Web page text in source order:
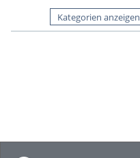
Kategorien anzeigen